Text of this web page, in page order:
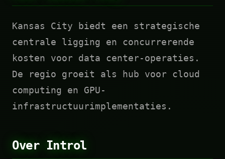
Kansas City biedt een strategische
centrale ligging en concurrerende
kosten voor data center-operaties.
De regio groeit als hub voor cloud
computing en GPU-
infrastructuurimplementaties.
Over Introl